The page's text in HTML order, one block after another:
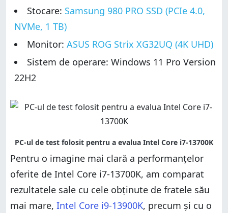
Stocare: Samsung 980 PRO SSD (PCIe 4.0,
NVMe, 1 TB)
Monitor: ASUS ROG Strix XG32UQ (4K UHD)
Sistem de operare: Windows 11 Pro Version
22H2
Pentru o imagine mai clară a performanțelor
oferite de Intel Core i7-13700K, am comparat
rezultatele sale cu cele obținute de fratele său
mai mare, Intel Core i9-13900K, precum și cu o